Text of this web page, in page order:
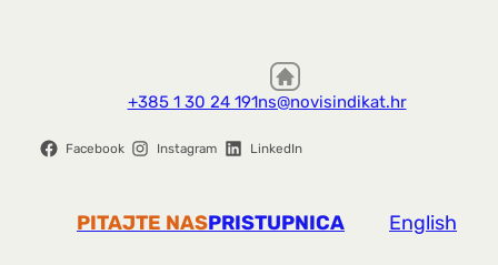
+385 1 30 24 191ns@novisindikat.hr
Facebook Instagram LinkedIn
PITAJTE NASPRISTUPNICA English